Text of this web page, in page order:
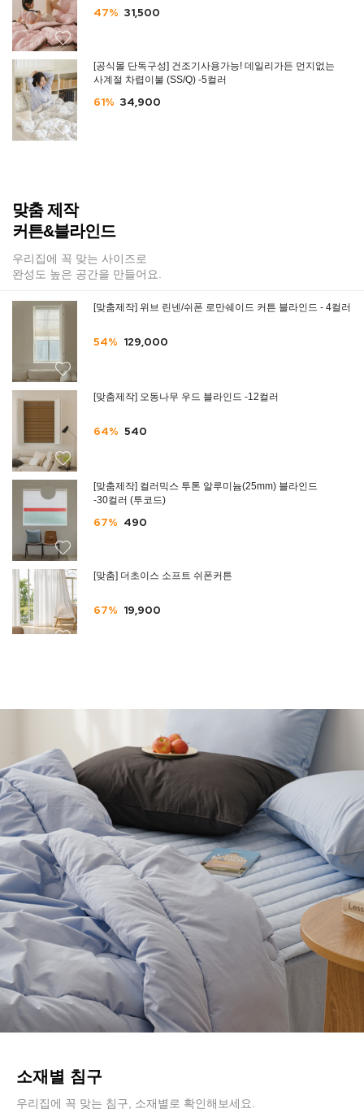
47% 31,500
[공식몰 단독구성] 건조기사용가능! 데일리가든 먼지없는
사계절 차렵이불 (SS/Q) -5컬러
61% 34,900
맞춤 제작
커튼&블라인드
우리집에 꼭 맞는 사이즈로
완성도 높은 공간을 만들어요.
[맞춤제작] 위브 린넨/쉬폰 로만쉐이드 커튼 블라인드 - 4컬러
54% 129,000
[맞춤제작] 오동나무 우드 블라인드 -12컬러
64% 540
[맞춤제작] 컬러믹스 투톤 알루미늄(25mm) 블라인드
-30컬러 (투코드)
67% 490
[맞춤] 더초이스 소프트 쉬폰커튼
67% 19,900
소재별 침구
우리집에 꼭 맞는 침구, 소재별로 확인해보세요.